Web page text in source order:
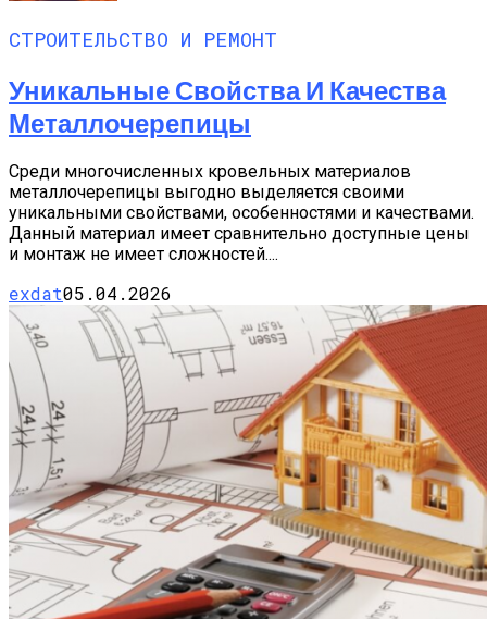
СТРОИТЕЛЬСТВО И РЕМОНТ
Уникальные Свойства И Качества
Металлочерепицы
Среди многочисленных кровельных материалов
металлочерепицы выгодно выделяется своими
уникальными свойствами, особенностями и качествами.
Данный материал имеет сравнительно доступные цены
и монтаж не имеет сложностей....
exdat05.04.2026